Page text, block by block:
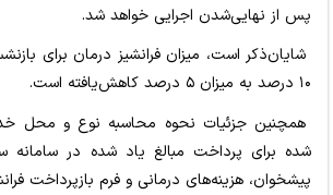
پس از نهایی‌شدن اجرایی خواهد شد.
شایان‌ذکر است، میزان فرانشیز درمان برای
۱۰ درصد به میزان ۵ درصد کاهش‌یافته است.
همچنین جزئیات نحوه محاسبه نوع و محل
شده برای پرداخت مبالغ یاد شده در سامانه
پیشخوان، هزینه‌های درمانی و فرم بازپرداخت